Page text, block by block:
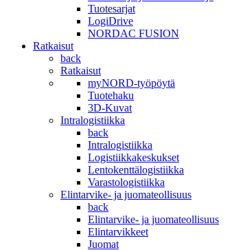
Tuotesarjat
LogiDrive
NORDAC FUSION
Ratkaisut
back
Ratkaisut
myNORD-työpöytä
Tuotehaku
3D-Kuvat
Intralogistiikka
back
Intralogistiikka
Logistiikkakeskukset
Lentokenttälogistiikka
Varastologistiikka
Elintarvike- ja juomateollisuus
back
Elintarvike- ja juomateollisuus
Elintarvikkeet
Juomat